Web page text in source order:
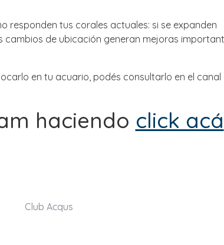
tus corales actuales: si se expanden
cambios de ubicación generan mejoras
en tu acuario, podés consultarlo en el canal
haciendo click acá
Club Acqus